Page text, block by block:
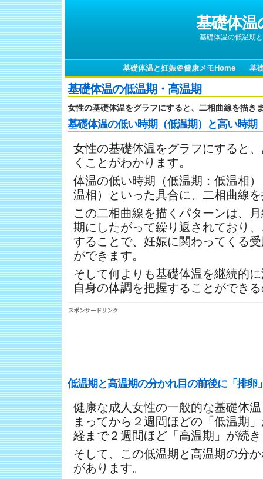
基礎体温
基礎体温の低温期
基礎体温と妊娠＠健康メモHome 基
基礎体温の低温期・高温期
女性の基礎体温をグラフにすると、二相曲線を描き
基礎体温の低い時期（低温期）と高い時期
女性の基礎体温をグラフにすると
くことがわかります。
体温の低い時期（低温期：低温相
温相）といった具合に、二相曲線
この二相曲線を描くパターンは、
期にしたがって繰り返されており
することで、妊娠に関わってくる
ができます。
そして何よりも基礎体温を継続的
自身の体調を把握することができ
低温期と高温期の分かれ目の前後に「排卵
健康な成人女性の一般的な基礎体
まってから２週間ほどの「低温期
経まで２週間ほど「高温期」が続
そして、この低温期と高温期の分
があります。